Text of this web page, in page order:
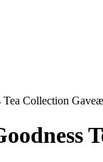
Tea Collection